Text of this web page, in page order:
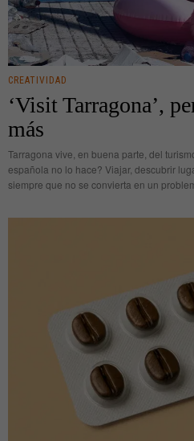
CREATIVIDAD
‘Visit Tarragona’,
más
Tarragona vive, en buena parte, del
española no lo hace? Viajar, descubrir
siempre que no se convierta en un